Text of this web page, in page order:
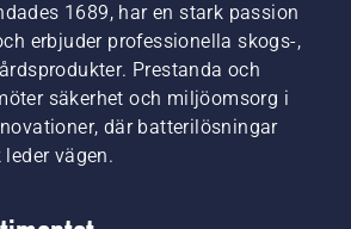
1689, har en stark passion
erbjuder professionella skogs-,
Prestanda och
säkerhet och miljöomsorg i
där batterilösningar
vägen.